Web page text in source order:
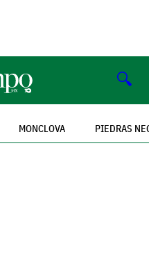
🔍
MONCLOVA PIEDRAS